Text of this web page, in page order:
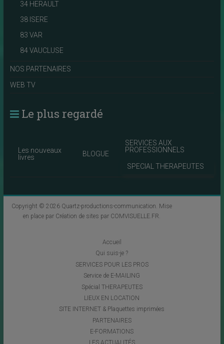
34 HERAULT
38 ISERE
83 VAR
84 VAUCLUSE
NOS PARTENAIRES
WEB TV
Le plus regardé
Les nouveaux
livres
BLOGUE
SERVICES AUX
PROFESSIONNELS
SPECIAL THERAPEUTES
Copyright © 2026 Quartz-productions-communication. Mise
en place par Création de sites par COMVISUELLE.FR.
Accueil
Qui suis-je ?
SERVICES POUR LES PROS
Service de E-MAILING
Spécial THERAPEUTES
LIEUX EN LOCATION
SITE INTERNET & Plaquettes imprimées
PARTENAIRES
E-FORMATIONS